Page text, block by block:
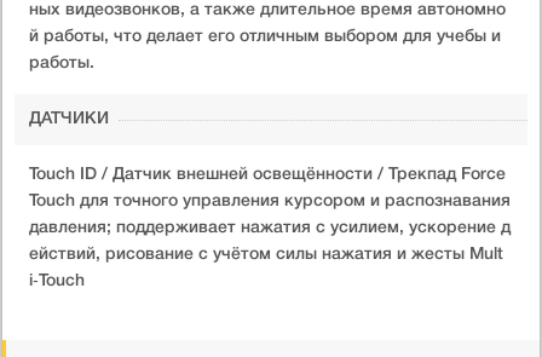
ных видеозвонков, а также длительное время автономно
й работы, что делает его отличным выбором для учебы и
работы.
ДАТЧИКИ
Touch ID / Датчик внешней освещённости / Трекпад Force
Touch для точного управления курсором и распознавания
давления; поддерживает нажатия с усилием, ускорение д
ействий, рисование с учётом силы нажатия и жесты Mult
i‑Touch